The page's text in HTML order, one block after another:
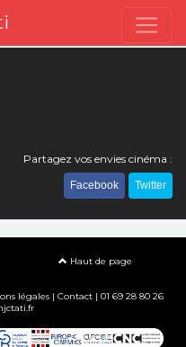
Partagez vos envies cinéma :
Facebook Twitter
Haut de page
légales| Contact| 01 69 28 80 26